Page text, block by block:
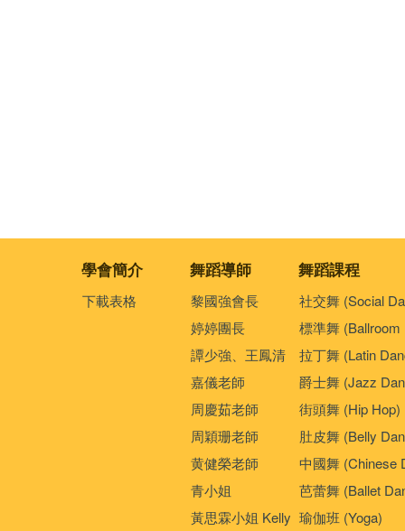
學會簡介 舞蹈導師 舞蹈課程
下載表格
黎國強會長
婷婷團長
譚少強、王鳳清
嘉儀老師
周慶茹老師
周穎珊老師
黄健榮老師
青小姐
黃思霖小姐 Kelly
社交舞 (Social
標準舞 (Ballroom
拉丁舞 (Latin
爵士舞 (Jazz
街頭舞 (Hip Hop)
肚皮舞 (Belly
中國舞 (Chinese
芭蕾舞 (Ballet
瑜伽班 (Yoga)